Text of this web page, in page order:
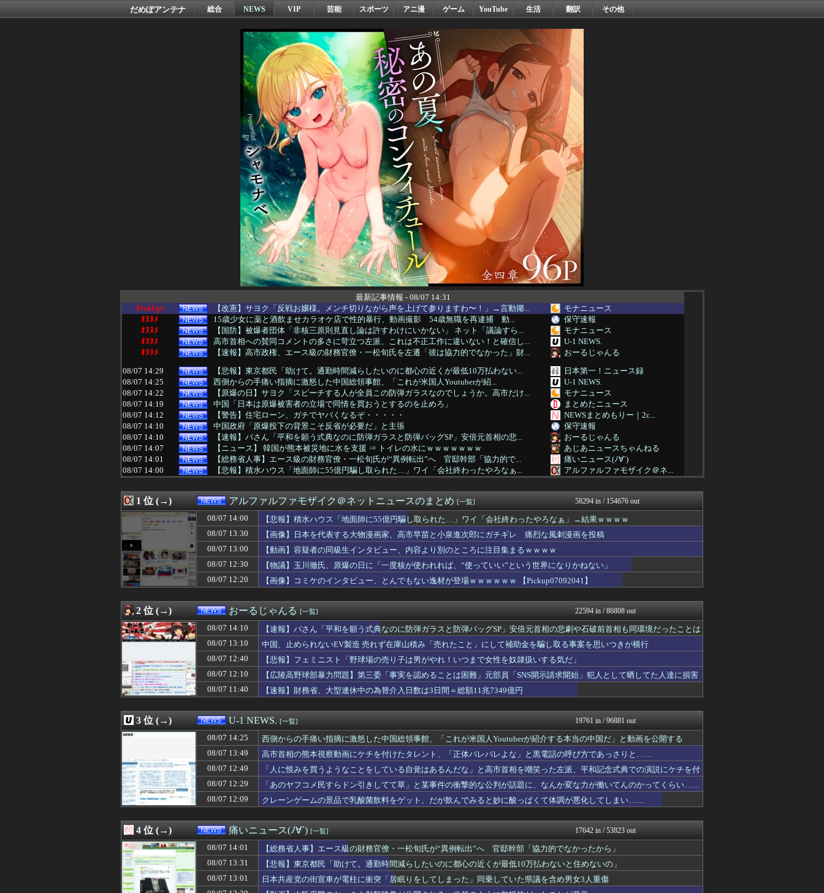
だめぽアンテナ 総合 NEWS VIP 芸能 スポーツ アニ漫 ゲーム YouTube 生活 翻訳 その他
最新記事情報 - 08/07 14:31
PickUp!
【改憲】サヨク「反戦お嬢様。メンチ切りながら声を上げて参りますわ〜！」→言動揶...
モナニュース
ｵﾇﾇﾒ
15歳少女に薬と酒飲ませカラオケ店で性的暴行、動画撮影 54歳無職を再逮捕 動...
保守速報
ｵﾇﾇﾒ
【国防】被爆者団体「非核三原則見直し論は許すわけにいかない」 ネット「議論すら...
モナニュース
ｵﾇﾇﾒ
高市首相への賛同コメントの多さに苛立つ左派、これは不正工作に違いない！と確信し...
U-1 NEWS.
ｵﾇﾇﾒ
【速報】高市政権、エース級の財務官僚・一松旬氏を左遷「彼は協力的でなかった」財...
おーるじゃんる
08/07 14:29
【悲報】東京都民「助けて。通勤時間減らしたいのに都心の近くが最低10万払わない...
日本第一！ニュース録
08/07 14:25
西側からの手痛い指摘に激怒した中国総領事館、「これが米国人Youtuberが紹...
U-1 NEWS.
08/07 14:22
【原爆の日】サヨク「スピーチする人が全員この防弾ガラスなのでしょうか。高市だけ...
モナニュース
08/07 14:19
中国「日本は原爆被害者の立場で同情を買おうとするのを止めろ」
まとめたニュース
08/07 14:12
【警告】住宅ローン、ガチでヤバくなるぞ・・・・・
NEWSまとめもりー｜2c...
08/07 14:10
中国政府「原爆投下の背景こそ反省が必要だ」と主張
保守速報
08/07 14:10
【速報】パさん「平和を願う式典なのに防弾ガラスと防弾バッグSP」安倍元首相の悲...
おーるじゃんる
08/07 14:07
【ニュース】 韓国が熊本被災地に水を支援 ⇒ トイレの水にｗｗｗｗｗｗｗ
あじあニュースちゃんねる
08/07 14:01
【総務省人事】エース級の財務官僚・一松旬氏が“異例転出”へ 官邸幹部「協力的で...
痛いニュース(ﾉ∀`)
08/07 14:00
【悲報】積水ハウス「地面師に55億円騙し取られた…」ワイ「会社終わったやろなぁ...
アルファルファモザイク＠ネ...
08/07 13:55
消費税減税に反旗…小渕優子氏の主張に「さっさと離党すればいいのに」SNSで逆風...
国難にあってもの申す！！
08/07 13:54
メキシコ最大級の麻薬カルテルのリーダーの情報提供で報奨金約39億円！
軍事・ミリタリー速報☆彡
08/07 13:51
MEGAドン・キホーテ姫路広畑店の露店で販売された｢うなぎのかば焼き｣で食中毒...
理想ちゃんねる
08/07 13:51
歴代最多得票記録でトップ当選の河合ゆうすけ市議、埼玉知事選（来年８月）に立候補...
もえるあじあ(･∀･)
08/07 13:49
高市首相の熊本視察動画にケチを付けたタレント、「正体バレバレよな」と黒電話の呼...
U-1 NEWS.
08/07 13:40
経済大国の日本、世界に売るものがなさすぎて史上初めて韓国台湾に輸出額抜かされ置...
08/07 13:38
【大阪】マスコミ「警察官が発砲し“刃物男”死亡！」 → ネットで拡散された現場...
政経ワロスまとめニュース♪
08/07 13:31
【悲報】東京都民「助けて。通勤時間減らしたいのに都心の近くが最低10万払わない...
痛いニュース(ﾉ∀`)
08/07 13:30
【画像】日本を代表する大物漫画家、高市早苗と小泉進次郎にガチギレ 痛烈な風刺漫...
アルファルファモザイク＠ネ...
08/07 13:20
韓国の人気コーヒーチェーン「ペクスダバン」が日本初上陸！東京・新橋に1号店オー...
キムチ速報
08/07 13:19
外人、スクエニの真実に気付く
まとめたニュース
08/07 13:15
氷山の一角ニダ！ 〜 【聯合ニュース】 韓国サッカー協会 2011～12年に国...
反日愚国 恨寓瘻
08/07 13:12
【悲報】秋田さん、なぜかUAEから目をつけられ2,000,000,000,00...
NEWSまとめもりー｜2c...
実質消費支出は7カ月連続のマイナス、前年同月比3.3%減－6月
かせまと！
中国、止められないEV製造 売れず在庫山積み「売れたこと」にして補助金を騙し取...
おーるじゃんる
08/07 13:09
15歳少女に薬と酒飲ませカラオケ店で性的暴行、動画撮影 54歳無職を再逮捕 動...
保守速報
08/07 13:08
【動画】サヨク「中国人民と連帯して戦おー！」…ネット「正体隠さなくなったなぁ」...
モナニュース
08/07 13:05
コンビニバイト中に注意したヤンキーに殴られたったw
08/07 13:01
日本共産党の街宣車が電柱に衝突「居眠りをしてしまった」同乗していた県議を含め男...
痛いニュース(ﾉ∀`)
08/07 13:01
58歳の母親が肺癌宣告され脳への転移も発覚した
ふぇー速
08/07 13:00
【動画】容疑者の同級生インタビュー、内容より別のところに注目集まるｗｗｗｗ
アルファルファモザイク＠ネ...
【消費減税閣議決定】「反対」の財務省敗北 首相の不信根強く 人事介入をちらつか...
常識的に考えた
08/07 13:00
【文科省】女性研究者支援に補助、１大学に年間５０００万円…出産・子育と両立でき...
みそパンNEWS
08/07 13:00
【朗報】プチプチで有名な川上産業、社名を「プチプチ株式会社」に変更ｗｗｗｗｗ
投資ちゃんねる
08/07 12:55
賃上げ原資を確保できない…2026年7月 「人手不足」倒産 過去最多の63件・...
国難にあってもの申す！！
08/07 12:52
（ ´_ゝ`）中国、広島原爆投下から８１年を迎えたことを受け「日本は原爆被害者...
もえるあじあ(･∀･)
08/07 12:49
「人に恨みを買うようなことをしている自覚はあるんだな」と高市首相を嘲笑った左派...
U-1 NEWS.
08/07 12:41
【雑学】飛行機はどの席の乗客から搭乗させると最もスムーズに出発できるかのシミュ...
モナニュース
08/07 12:40
中国とロシア海軍艦艇4隻が日本列島を一周…防衛省が全航路を公開！
軍事・ミリタリー速報☆彡
08/07 12:40
【悲報】フェミニスト「野球場の売り子は男がやれ！いつまで女性を奴隷扱いする気だ...
おーるじゃんる
08/07 12:39
【もう滅茶苦茶】韓国サッカー協会さん、国際審判員らに『性接待』をしていたことが...
正義の見方
08/07 12:35
インフルエンサー「20歳でアルファード一括で買えちゃう私って素敵」
ニュース30over
08/07 12:30
【動画】大阪府警のおっさん射殺映像が公開される。当然のように無抵抗だったことが...
痛いニュース(ﾉ∀`)
08/07 12:30
【物議】玉川徹氏、原爆の日に「一度核が使われれば、“使っていい”という世界にな...
アルファルファモザイク＠ネ...
1 位 (→) アルファルファモザイク＠ネットニュースのまとめ [一覧] 58294 in / 154676 out
08/07 14:00
【悲報】積水ハウス「地面師に55億円騙し取られた…」ワイ「会社終わったやろなぁ」→結果ｗｗｗｗ
08/07 13:30
【画像】日本を代表する大物漫画家、高市早苗と小泉進次郎にガチギレ 痛烈な風刺漫画を投稿
08/07 13:00
【動画】容疑者の同級生インタビュー、内容より別のところに注目集まるｗｗｗｗ
08/07 12:30
【物議】玉川徹氏、原爆の日に「一度核が使われれば、“使っていい”という世界になりかねない」
08/07 12:20
【画像】コミケのインタビュー、とんでもない逸材が登場ｗｗｗｗｗｗ 【Pickup07092041】
2 位 (→) おーるじゃんる [一覧] 22594 in / 86808 out
08/07 14:10
【速報】パさん「平和を願う式典なのに防弾ガラスと防弾バッグSP」安倍元首相の悲劇や石破前首相も同環境だったことは
忘れる
08/07 13:10
中国、止められないEV製造 売れず在庫山積み「売れたこと」にして補助金を騙し取る事案を思いつきが横行
08/07 12:40
【悲報】フェミニスト「野球場の売り子は男がやれ！いつまで女性を奴隷扱いする気だ」
08/07 12:10
【広陵高野球部暴力問題】第三委「事実を認めることは困難」元部員「SNS開示請求開始」犯人として晒してた人達に損害
賠償請求訴訟を起こす方針
08/07 11:40 【速報】財務省、大型連休中の為替介入日数は3日間＝総額11兆7349億円
3 位 (→) U-1 NEWS. [一覧] 19761 in / 96881 out
08/07 14:25
西側からの手痛い指摘に激怒した中国総領事館、「これが米国人Youtuberが紹介する本当の中国だ」と動画を公開する
も……
08/07 13:49
高市首相の熊本視察動画にケチを付けたタレント、「正体バレバレよな」と黒電話の呼び方であっさりと……
08/07 12:49
「人に恨みを買うようなことをしている自覚はあるんだな」と高市首相を嘲笑った左派、平和記念式典での演説にケチを付
けるも……
08/07 12:29
「あのヤフコメ民すらドン引きしてて草」と某事件の衝撃的な公判が話題に、なんか変な力が働いてんのかってくらい……
08/07 12:09
クレーンゲームの景品で乳酸菌飲料をゲット、だが飲んでみると妙に酸っぱくて体調が悪化してしまい……
4 位 (→) 痛いニュース(ﾉ∀`) [一覧] 17642 in / 53823 out
08/07 14:01
【総務省人事】エース級の財務官僚・一松旬氏が“異例転出”へ 官邸幹部「協力的でなかったから」
08/07 13:31
【悲報】東京都民「助けて。通勤時間減らしたいのに都心の近くが最低10万払わないと住めないの」
08/07 13:01
日本共産党の街宣車が電柱に衝突「居眠りをしてしまった」同乗していた県議を含め男女3人重傷